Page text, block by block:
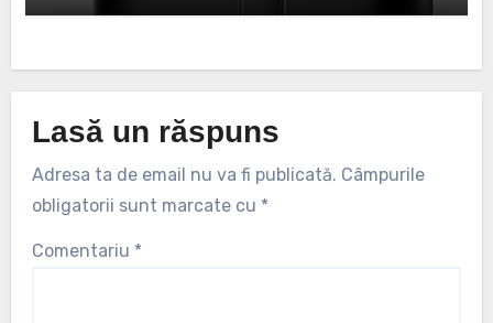
Lasă un răspuns
Adresa ta de email nu va fi publicată. Câmpurile
obligatorii sunt marcate cu *
Comentariu *